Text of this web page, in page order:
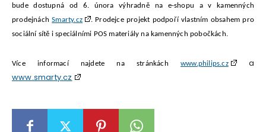
bude dostupná od 6. února výhradně na e-shopu a v kamenných
prodejnáchSmarty.cz
. Prodejce projekt podpoří vlastním obsahem pro
sociální sítě i speciálními POS materiály na kamenných pobočkách.
Více informací najdete na stránkách www.philips.cz
a
www.smarty.cz